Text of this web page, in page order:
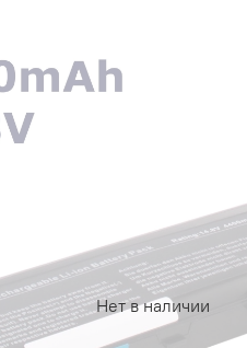
Нет в наличии